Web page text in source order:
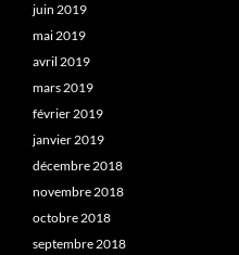
juin 2019
mai 2019
avril 2019
mars 2019
février 2019
janvier 2019
décembre 2018
novembre 2018
octobre 2018
septembre 2018